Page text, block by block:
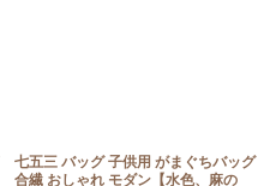
七五三 バッグ 子供用 がまぐちバッグ
合繊 おしゃれ モダン【水色、麻の